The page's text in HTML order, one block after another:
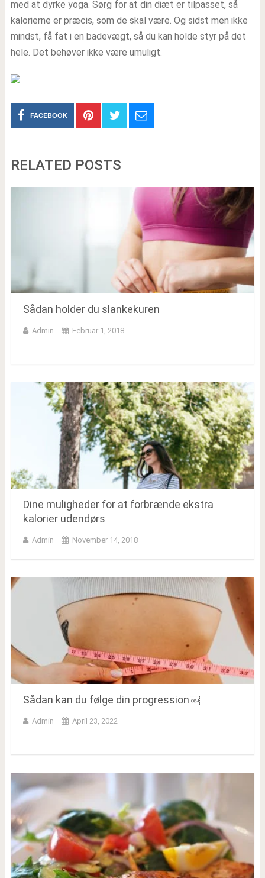
med at dyrke yoga. Sørg for at din diæt er tilpasset, så
kalorierne er præcis, som de skal være. Og sidst men ikke
mindst, få fat i en badevægt, så du kan holde styr på det
hele. Det behøver ikke være umuligt.
FACEBOOK
RELATED POSTS
Sådan holder du slankekuren
Admin Februar 1, 2018
Dine muligheder for at forbrænde ekstra
kalorier udendørs
Admin November 14, 2018
Sådan kan du følge din progression￼
Admin April 23, 2022